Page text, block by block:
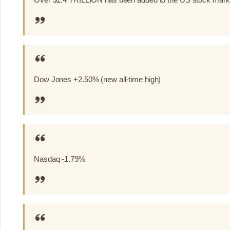
Dow Jones +2.50% (new all-time high)
Nasdaq -1.79%